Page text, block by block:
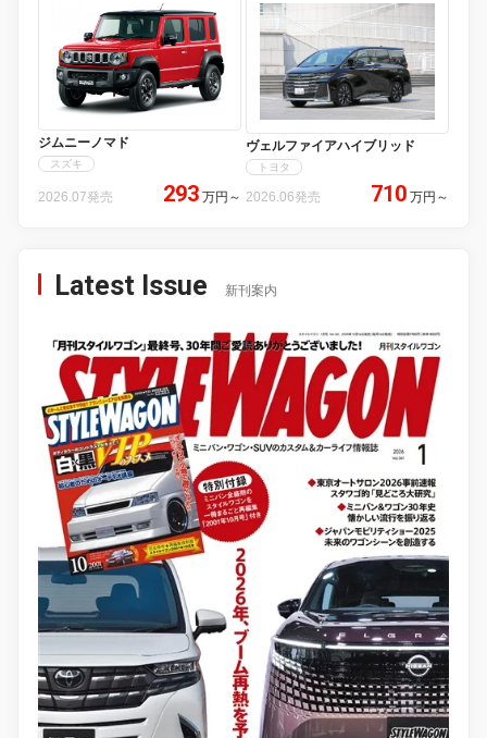
ジムニーノマド
スズキ
2026.07発売 293 万円 ～
ヴェルファイアハイブリッド
トヨタ
2026.06発売 710 万円 ～
Latest Issue 新刊案内